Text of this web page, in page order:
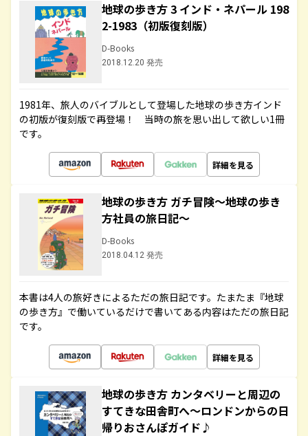
地球の歩き方 3 インド・ネパール 198
2-1983（初版復刻版）
D-Books
2018.12.20 発売
1981年、旅人のバイブルとして登場した地球の歩き方インド
の初版が復刻版で再登場！ 当時の旅を思い出して欲しい1冊
です。
詳細を見る
地球の歩き方 ガチ冒険～地球の歩き
方社員の旅日記～
D-Books
2018.04.12 発売
本書は4人の旅好きによるただの旅日記です。たまたま『地球
の歩き方』で働いているだけで書いてある内容はただの旅日記
です。
詳細を見る
地球の歩き方 カンタベリーと周辺の
すてきな田舎町へ～ロンドンからの日
帰りおさんぽガイド♪